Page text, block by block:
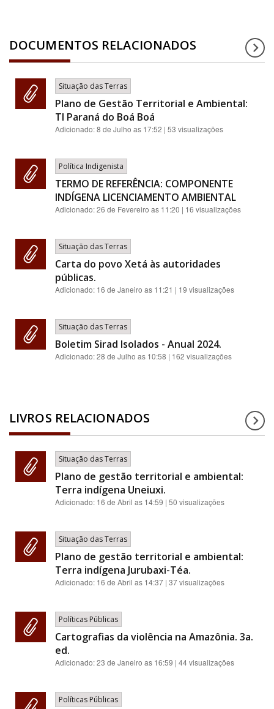
DOCUMENTOS RELACIONADOS
Situação das Terras
Plano de Gestão Territorial e Ambiental:
TI Paraná do Boá Boá
Adicionado:8 de Julho as 17:52 | 53 visualizações
Política Indigenista
TERMO DE REFERÊNCIA: COMPONENTE
INDÍGENA LICENCIAMENTO AMBIENTAL
Adicionado:26 de Fevereiro as 11:20 | 16 visualizações
Situação das Terras
Carta do povo Xetá às autoridades
públicas.
Adicionado: 16 de Janeiro as 11:21 | 19 visualizações
Situação das Terras
Boletim Sirad Isolados - Anual 2024.
Adicionado:28 de Julho as 10:58 | 162 visualizações
LIVROS RELACIONADOS
Situação das Terras
Plano de gestão territorial e ambiental:
Terra indígena Uneiuxi.
Adicionado: 16 de Abril as 14:59 | 50 visualizações
Situação das Terras
Plano de gestão territorial e ambiental:
Terra indígena Jurubaxi-Téa.
Adicionado: 16 de Abril as 14:37 | 37 visualizações
Políticas Públicas
Cartografias da violência na Amazônia. 3a.
ed.
Adicionado:23 de Janeiro as 16:59 | 44 visualizações
Políticas Públicas